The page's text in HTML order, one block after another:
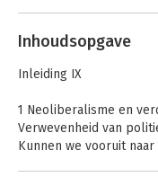
Auftragstaktik en
het
leger 1850-1945
Andere
Inhoudsopgave
Inleiding IX
1 Neoliberalisme en
Verwevenheid van
Kunnen we vooruit naar